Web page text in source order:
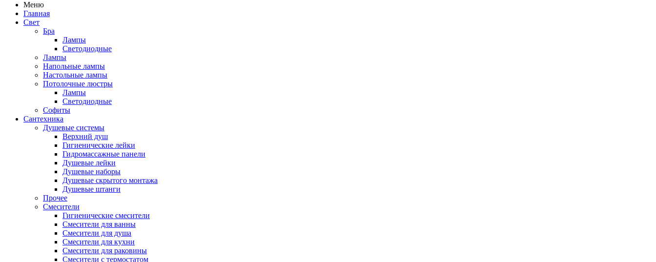
Меню
Главная
Свет
Бра
Лампы
Светодиодные
Лампы
Напольные лампы
Настольные лампы
Потолочные люстры
Лампы
Светодиодные
Софиты
Сантехника
Душевые системы
Верхний душ
Гигиенические лейки
Гидромассажные панели
Душевые лейки
Душевые наборы
Душевые скрытого монтажа
Душевые штанги
Прочее
Смесители
Гигиенические смесители
Смесители для ванны
Смесители для душа
Смесители для кухни
Смесители для раковины
Смесители с термостатом